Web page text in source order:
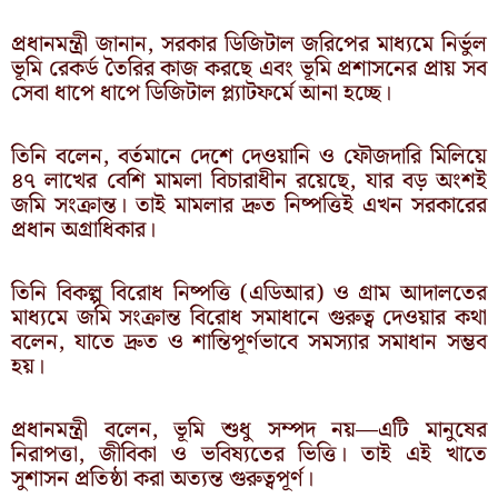
প্রধানমন্ত্রী জানান, সরকার ডিজিটাল জরিপের মাধ্যমে নির্ভুল
ভূমি রেকর্ড তৈরির কাজ করছে এবং ভূমি প্রশাসনের প্রায় সব
সেবা ধাপে ধাপে ডিজিটাল প্ল্যাটফর্মে আনা হচ্ছে।
তিনি বলেন, বর্তমানে দেশে দেওয়ানি ও ফৌজদারি মিলিয়ে
৪৭ লাখের বেশি মামলা বিচারাধীন রয়েছে, যার বড় অংশই
জমি সংক্রান্ত। তাই মামলার দ্রুত নিষ্পত্তিই এখন সরকারের
প্রধান অগ্রাধিকার।
তিনি বিকল্প বিরোধ নিষ্পত্তি (এডিআর) ও গ্রাম আদালতের
মাধ্যমে জমি সংক্রান্ত বিরোধ সমাধানে গুরুত্ব দেওয়ার কথা
বলেন, যাতে দ্রুত ও শান্তিপূর্ণভাবে সমস্যার সমাধান সম্ভব
হয়।
প্রধানমন্ত্রী বলেন, ভূমি শুধু সম্পদ নয়—এটি মানুষের
নিরাপত্তা, জীবিকা ও ভবিষ্যতের ভিত্তি। তাই এই খাতে
সুশাসন প্রতিষ্ঠা করা অত্যন্ত গুরুত্বপূর্ণ।